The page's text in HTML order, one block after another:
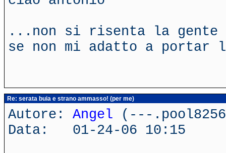
...non si risenta la gente
se non mi adatto a portar
Re: serata buia e strano ammasso! (per me)
Autore: Angel (---
Data: 01-24-06 10:15